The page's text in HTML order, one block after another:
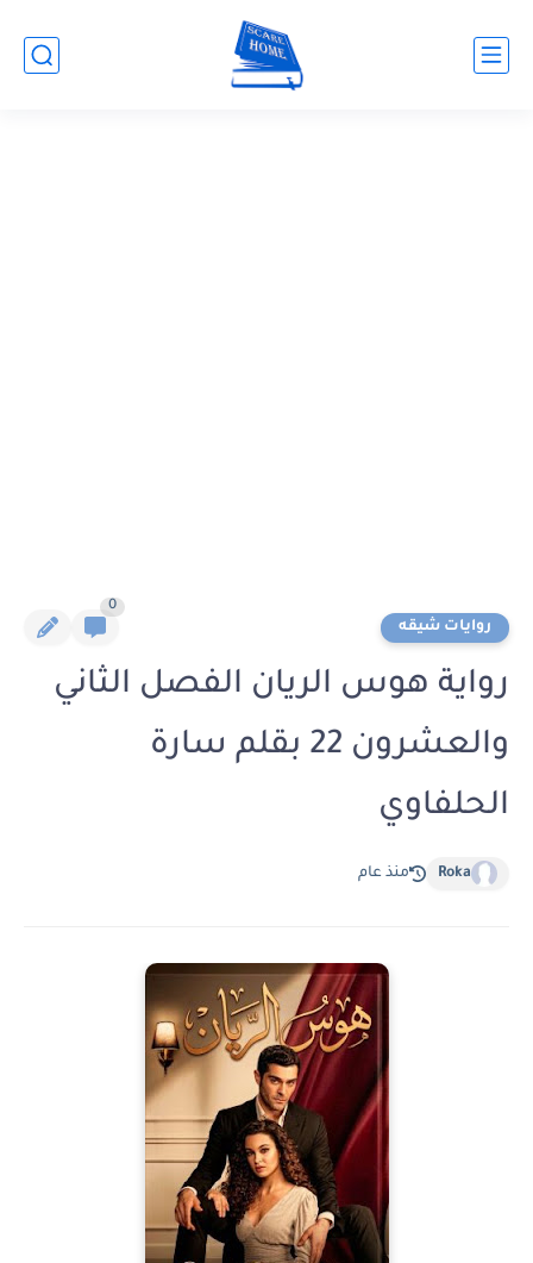
روايات شيقه
0
رواية هوس الريان الفصل الثاني
والعشرون 22 بقلم سارة
الحلفاوي
Roka منذ عام